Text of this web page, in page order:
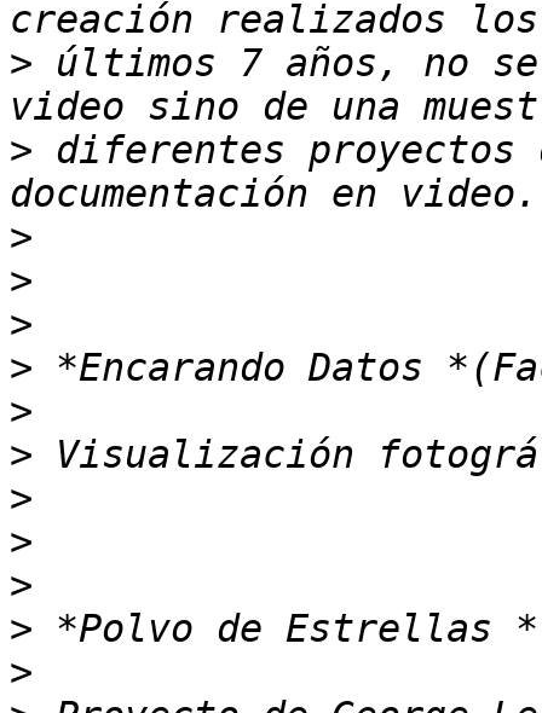
> últimos 7 años, no
> diferentes proyectos
>
>
>
>
>
>
>
>
>
>
>